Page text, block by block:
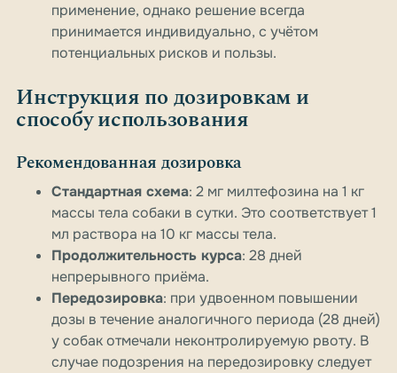
применение, однако решение всегда
принимается индивидуально, с учётом
потенциальных рисков и пользы.
Инструкция по дозировкам и
способу использования
Рекомендованная дозировка
Стандартная схема: 2 мг милтефозина на 1 кг
массы тела собаки в сутки. Это соответствует 1
мл раствора на 10 кг массы тела.
Продолжительность курса: 28 дней
непрерывного приёма.
Передозировка: при удвоенном повышении
дозы в течение аналогичного периода (28 дней)
у собак отмечали неконтролируемую рвоту. В
случае подозрения на передозировку следует